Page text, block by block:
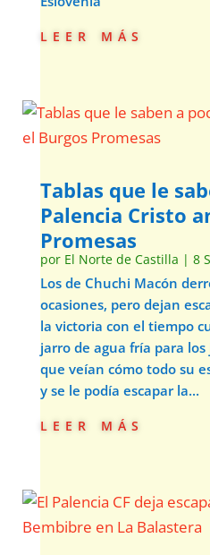
leer más
Tablas que le
Palencia Cristo
Promesas
por El Norte de Castilla | 8
Los de Chuchi Macón
ocasiones, pero dejan
la victoria con el tiempo
jarro de agua fría para
que veían cómo todo su
y se le podía escapar la...
leer más